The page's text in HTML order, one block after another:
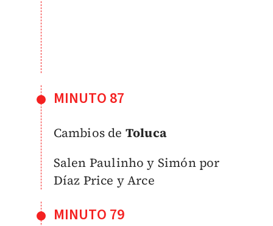
MINUTO 87
Cambios de Toluca
Salen Paulinho y Simón por
Díaz Price y Arce
MINUTO 79